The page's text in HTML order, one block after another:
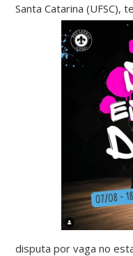
Santa Catarina (UFSC),
disputa por vaga no